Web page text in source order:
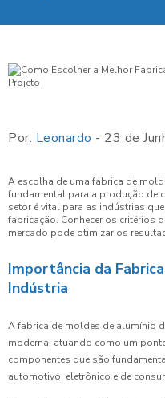
Por: Leonardo - 23 de
A escolha de uma fabrica de
fundamental para a produção de
setor é vital para as indústrias
fabricação. Conhecer os critérios
mercado pode otimizar os
Importância da
Indústria
A fabrica de moldes de alumínio
moderna, atuando como um
componentes que são
automotivo, eletrônico e de